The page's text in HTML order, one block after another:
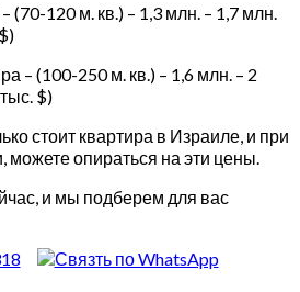
(70-120 м. кв.) – 1,3 млн. – 1,7 млн.
– (100-250 м. кв.) – 1,6 млн. – 2
$)
стоит квартира в Израиле, и при
можете опираться на эти цены.
и мы подберем для вас